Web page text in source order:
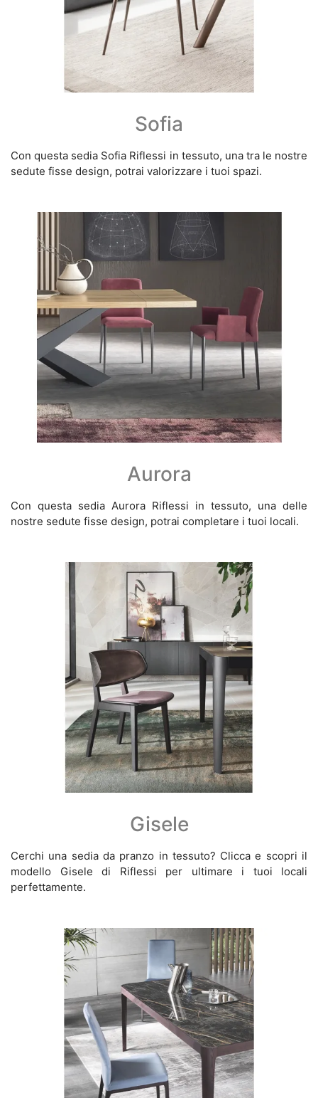
Sofia
Con questa sedia Sofia Riflessi in tessuto, una tra le nostre
sedute fisse design, potrai valorizzare i tuoi spazi.
Aurora
Con questa sedia Aurora Riflessi in tessuto, una delle
nostre sedute fisse design, potrai completare i tuoi locali.
Gisele
Cerchi una sedia da pranzo in tessuto? Clicca e scopri il
modello Gisele di Riflessi per ultimare i tuoi locali
perfettamente.